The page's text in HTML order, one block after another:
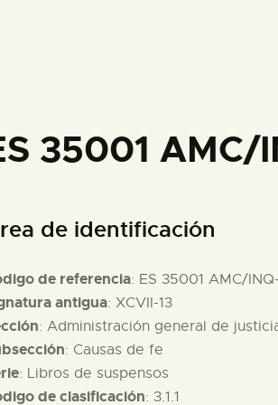
35001
de identificación
de referencia: ES 35001 AMC/
antigua: XCVII-13
: Administración general de
: Causas de fe
: Libros de suspensos
de clasificación: 3.1.1